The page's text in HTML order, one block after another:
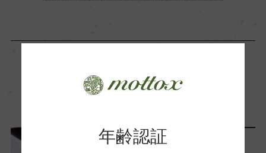
この商品に関連する記事
レポート
年齢認証